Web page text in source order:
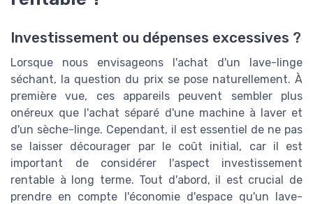
Investissement ou dépenses excessives ?
Lorsque nous envisageons l'achat d'un lave-linge
séchant, la question du prix se pose naturellement. À
première vue, ces appareils peuvent sembler plus
onéreux que l'achat séparé d'une machine à laver et
d'un sèche-linge. Cependant, il est essentiel de ne pas
se laisser décourager par le coût initial, car il est
important de considérer l'aspect investissement
rentable à long terme. Tout d'abord, il est crucial de
prendre en compte l'économie d'espace qu'un lave-